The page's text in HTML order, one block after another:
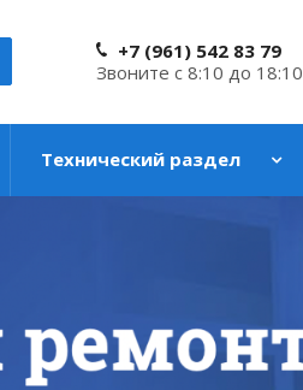
+7 (961) 542 83 79
Звоните с 8:10 до 18:10
Технический раздел